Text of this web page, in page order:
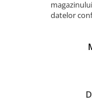
structurata
Laptop & PC
datelor